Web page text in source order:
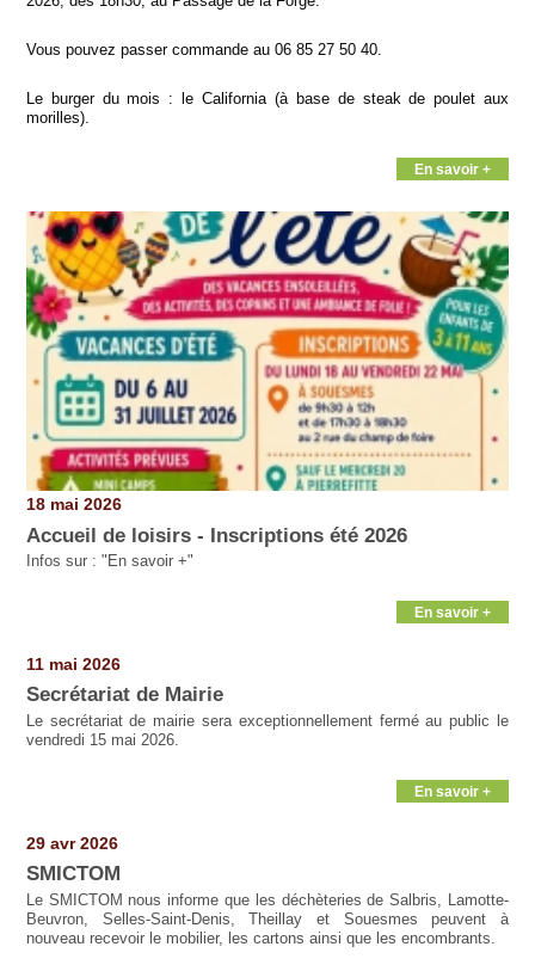
Vous pouvez passer commande au 06 85 27 50 40.
Le burger du mois : le California (à base de steak de poulet aux
morilles).
En savoir +
18 mai 2026
Accueil de loisirs - Inscriptions été 2026
Infos sur : "En savoir +"
En savoir +
11 mai 2026
Secrétariat de Mairie
Le secrétariat de mairie sera exceptionnellement fermé au public le
vendredi 15 mai 2026.
En savoir +
29 avr 2026
SMICTOM
Le SMICTOM nous informe que les déchèteries de Salbris, Lamotte-
Beuvron, Selles-Saint-Denis, Theillay et Souesmes peuvent à
nouveau recevoir le mobilier, les cartons ainsi que les encombrants.